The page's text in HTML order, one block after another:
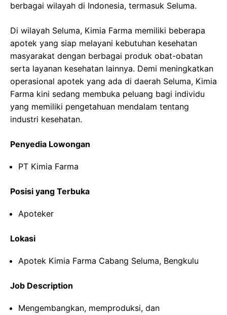
berbagai wilayah di Indonesia, termasuk Seluma.
Di wilayah Seluma, Kimia Farma memiliki beberapa
apotek yang siap melayani kebutuhan kesehatan
masyarakat dengan berbagai produk obat-obatan
serta layanan kesehatan lainnya. Demi meningkatkan
operasional apotek yang ada di daerah Seluma, Kimia
Farma kini sedang membuka peluang bagi individu
yang memiliki pengetahuan mendalam tentang
industri kesehatan.
Penyedia Lowongan
PT Kimia Farma
Posisi yang Terbuka
Apoteker
Lokasi
Apotek Kimia Farma Cabang Seluma, Bengkulu
Job Description
Mengembangkan, memproduksi, dan